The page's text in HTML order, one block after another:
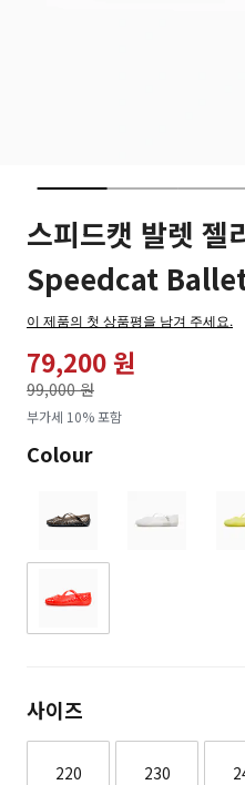
스피드캣 발렛 젤
Speedcat
이 제품의 첫 상품평을 남겨 주세요.
79,200 원
99,000 원
로
부가세 10% 포함
Colour
사이즈
220 230